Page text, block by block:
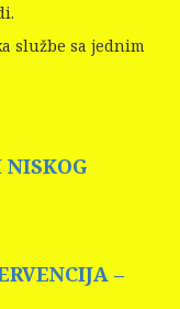
službe sa jednim
NISKOG
–